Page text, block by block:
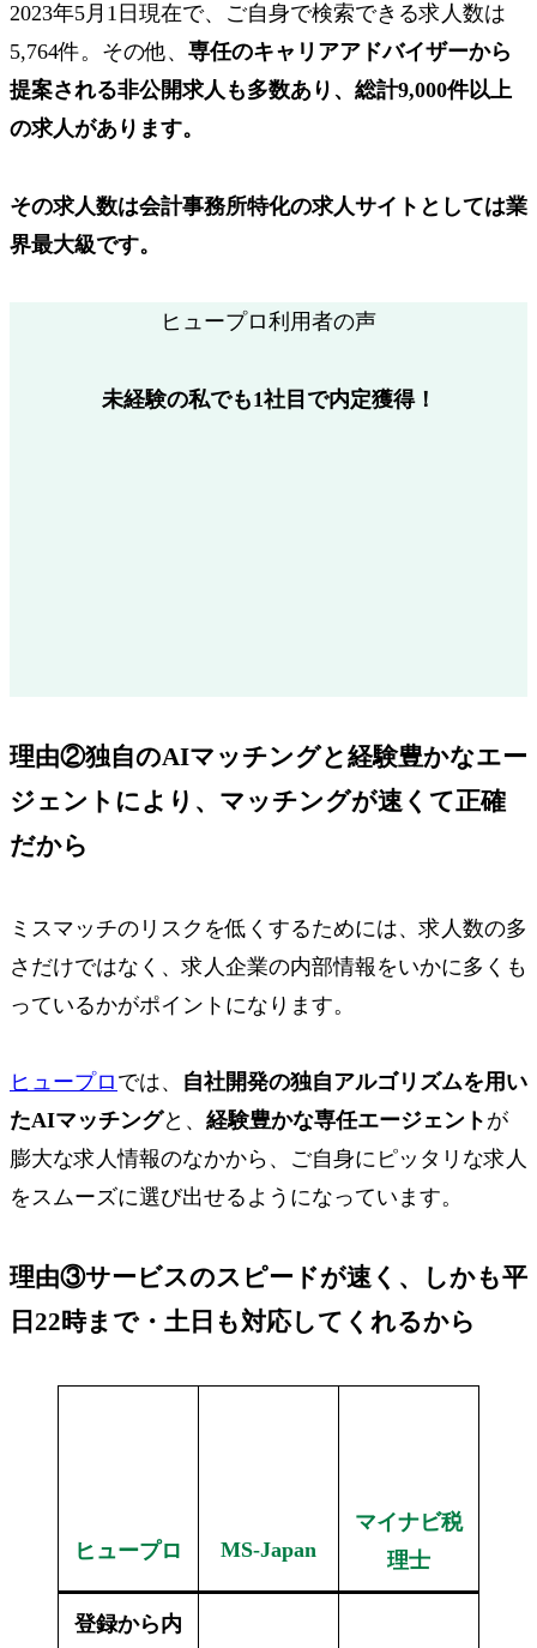
2023年5月1日現在で、ご自身で検索できる求人数は
5,764件。その他、 専任のキャリアアドバイザーから
提案される非公開求人も多数あり、総計9,000件以上
の求人があります。
その求人数は会計事務所特化の求人サイトとしては業
界最大級です。
ヒュープロ利用者の声
未経験の私でも1社目で内定獲得！
理由②独自のAIマッチングと経験豊かなエー
ジェントにより、 マッチングが速くて正確
だから
ミスマッチのリスクを低くするためには、求人数の多
さだけではなく、求人企業の内部情報をいかに多くも
っているかがポイントになります。
ヒュープロ では、 自社開発の独自アルゴリズムを用い
たAIマッチングと、 経験豊かな専任エージェント が
膨大な求人情報のなかから、 ご自身にピッタリな求人
をスムーズに選び出せる ようになっています。
理由③サービスのスピードが速く 、しかも平
日22時まで・土日も対応してくれるから
ヒュープロ MS-Japan
マイナビ税
理士
登録から内